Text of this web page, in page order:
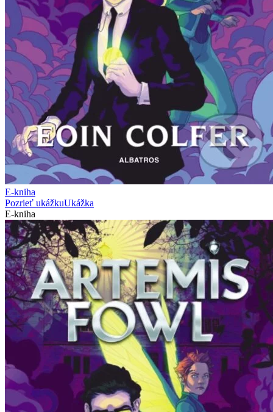
E-kniha
Pozrieť ukážkuUkážka
E-kniha